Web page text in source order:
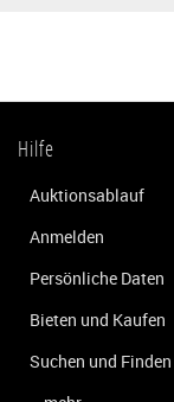
Hilfe
Auktionsablauf
Anmelden
Persönliche Daten
Bieten und Kaufen
Suchen und Finden